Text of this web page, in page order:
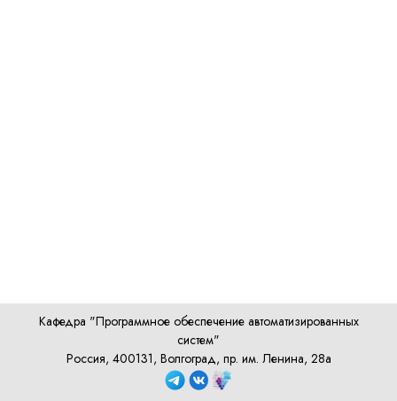
Кафедра "Программное обеспечение автоматизированных
систем"
Россия, 400131, Волгоград, пр. им. Ленина, 28а